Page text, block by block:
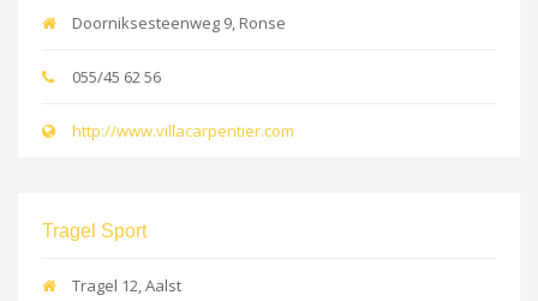
Doorniksesteenweg 9, Ronse
055/45 62 56
http://www.villacarpentier.com
Tragel Sport
Tragel 12, Aalst